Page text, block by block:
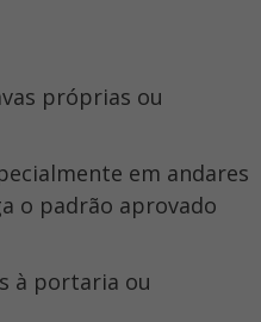
próprias ou
em andares
o padrão aprovado
à portaria ou